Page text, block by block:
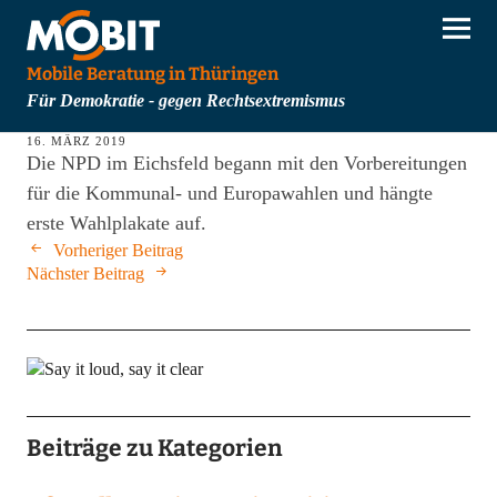
Mobile Beratung in Thüringen
Für Demokratie - gegen Rechtsextremismus
16. MÄRZ 2019
Die NPD im Eichsfeld begann mit den Vorbereitungen
für die Kommunal- und Europawahlen und hängte
erste Wahlplakate auf.
Vorheriger Beitrag
Nächster Beitrag
Beiträge zu Kategorien